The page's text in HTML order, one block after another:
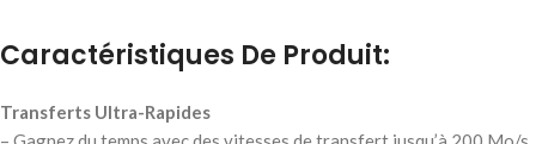
Caractéristiques De Produit:
Transferts Ultra-Rapides